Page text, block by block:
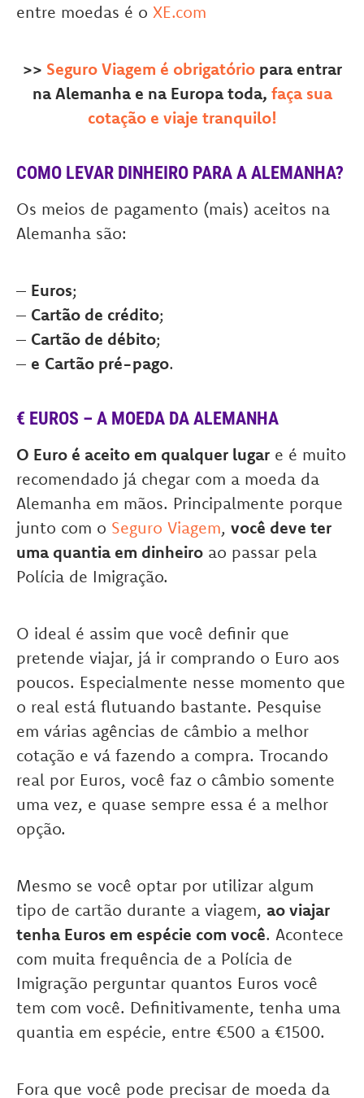
entre moedas é o XE.com
>> Seguro Viagem é obrigatóriopara entrar
na Alemanha e na Europa toda, faça sua
cotação e viaje tranquilo!
COMO LEVAR DINHEIRO PARA A ALEMANHA?
Os meios de pagamento (mais) aceitos na
Alemanha são:
– Euros;
– Cartão de crédito;
– Cartão de débito;
– e Cartão pré-pago.
€ EUROS – A MOEDA DA ALEMANHA
O Euro é aceito em qualquer lugar e é muito
recomendado já chegar com a moeda da
Alemanha em mãos. Principalmente porque
junto com o Seguro Viagem, você deve ter
uma quantia em dinheiro ao passar pela
Polícia de Imigração.
O ideal é assim que você definir que
pretende viajar, já ir comprando o Euro aos
poucos. Especialmente nesse momento que
o real está flutuando bastante. Pesquise
em várias agências de câmbio a melhor
cotação e vá fazendo a compra. Trocando
real por Euros, você faz o câmbio somente
uma vez, e quase sempre essa é a melhor
opção.
Mesmo se você optar por utilizar algum
tipo de cartão durante a viagem, ao viajar
tenha Euros em espécie com você. Acontece
com muita frequência de a Polícia de
Imigração perguntar quantos Euros você
tem com você. Definitivamente, tenha uma
quantia em espécie, entre €500 a €1500.
Fora que você pode precisar de moeda da